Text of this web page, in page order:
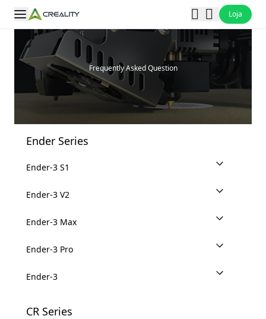
Loja
Frequently Asked Question
Ender Series
Ender-3 S1
Ender-3 V2
Ender-3 Max
Ender-3 Pro
Ender-3
CR Series